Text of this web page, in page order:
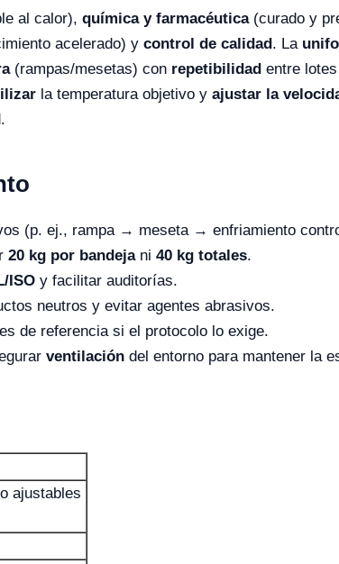
al calor), química y farmacéutica(curado y
acelerado) y control de calidad. La
(rampas/mesetas) con repetibilidad entre
la temperatura objetivo y ajustar la
(p. ej., rampa → meseta → enfriamiento
20 kg por bandejani 40 kg totales.
ISO y facilitar auditorías.
neutros y evitar agentes abrasivos.
de referencia si el protocolo lo exige.
ventilación del entorno para mantener la
ajustables